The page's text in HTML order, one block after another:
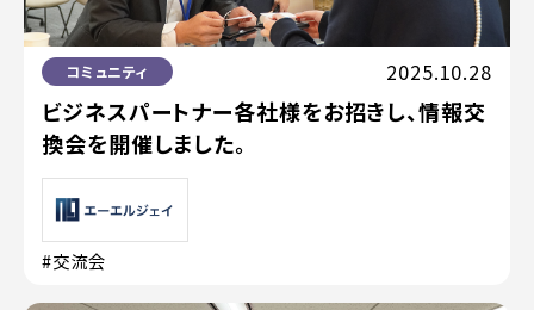
コミュニティ 2025.10.28
ビジネスパートナー各社様をお招きし、情報交
換会を開催しました。
#交流会